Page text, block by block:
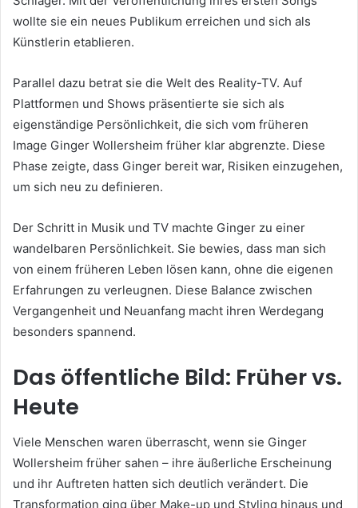
wollte sie ein neues Publikum erreichen und sich als
Künstlerin etablieren.
Parallel dazu betrat sie die Welt des Reality-TV. Auf
Plattformen und Shows präsentierte sie sich als
eigenständige Persönlichkeit, die sich vom früheren
Image Ginger Wollersheim früher klar abgrenzte. Diese
Phase zeigte, dass Ginger bereit war, Risiken einzugehen,
um sich neu zu definieren.
Der Schritt in Musik und TV machte Ginger zu einer
wandelbaren Persönlichkeit. Sie bewies, dass man sich
von einem früheren Leben lösen kann, ohne die eigenen
Erfahrungen zu verleugnen. Diese Balance zwischen
Vergangenheit und Neuanfang macht ihren Werdegang
besonders spannend.
Das öffentliche Bild: Früher vs.
Heute
Viele Menschen waren überrascht, wenn sie Ginger
Wollersheim früher sahen – ihre äußerliche Erscheinung
und ihr Auftreten hatten sich deutlich verändert. Die
Transformation ging über Make-up und Styling hinaus und